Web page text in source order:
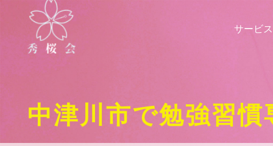
サービス
中津川市で勉強習慣